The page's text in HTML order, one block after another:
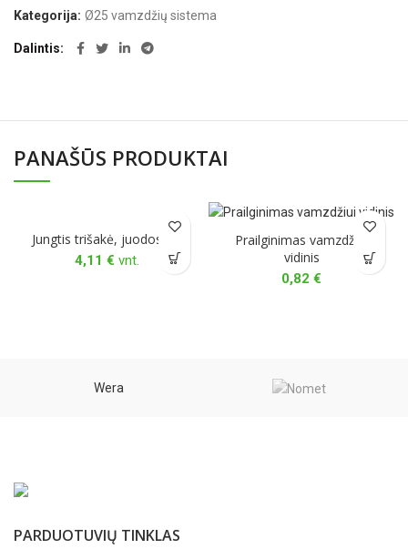
Kategorija: Ø25 vamzdžių sistema
Dalintis
PANAŠŪS PRODUKTAI
Jungtis trišakė, juodos sp.
4,11 € vnt.
Prailginimas vamzdžiui
vidinis
0,82 €
Wera
PARDUOTUVIŲ TINKLAS